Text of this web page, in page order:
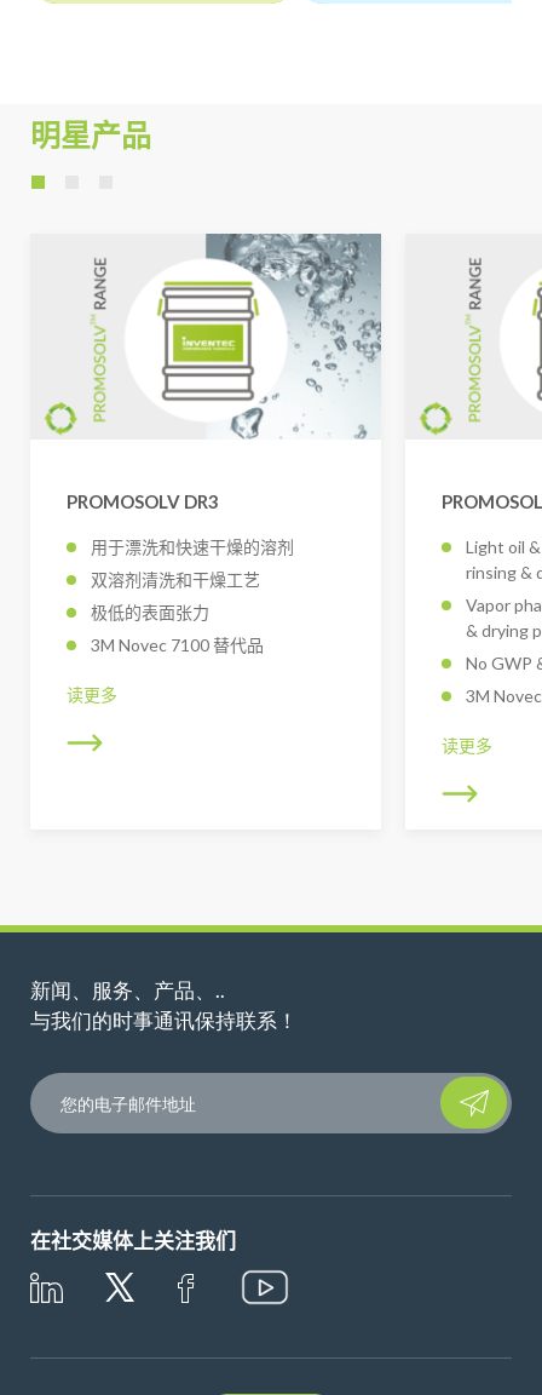
明星产品
PROMOSOLV DR3
用于漂洗和快速干燥的溶剂
双溶剂清洗和干燥工艺
极低的表面张力
3M Novec 7100 替代品
读更多
Light oil
rinsing &
Vapor
& drying
No GWP
3M
读更多
新闻、服务、产品、..
与我们的时事通讯保持联系！
Please
在社交媒体上关注我们